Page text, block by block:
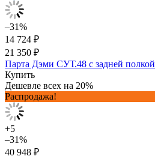
–31%
14 724 ₽
21 350 ₽
Парта Дэми СУТ.48 с задней полкой
Купить
Дешевле всех на 20%
Распродажа!
+5
–31%
40 948 ₽